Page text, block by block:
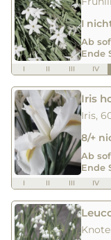
I
Ab
Ende
I II III IV
Iris
Iris,
8/+
Ab
Ende
I II III IV